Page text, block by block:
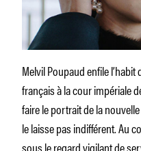
Melvil Poupaud enfile
français à la cour impériale
faire le portrait de la
le laisse pas indifférent. Au
sous le regard vigilant de